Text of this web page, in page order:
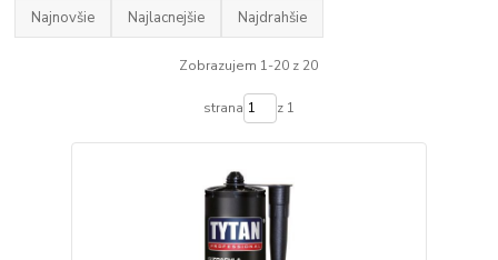
Najnovšie Najlacnejšie Najdrahšie
Zobrazujem 1-20 z 20
strana z 1